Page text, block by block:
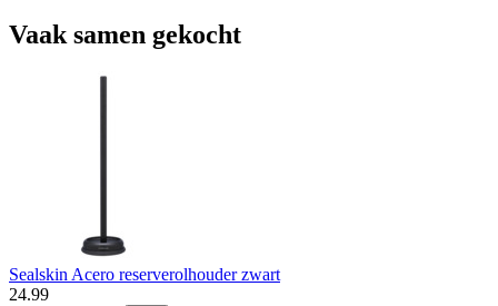
Vaak samen gekocht
Sealskin Acero reserverolhouder zwart
24.99